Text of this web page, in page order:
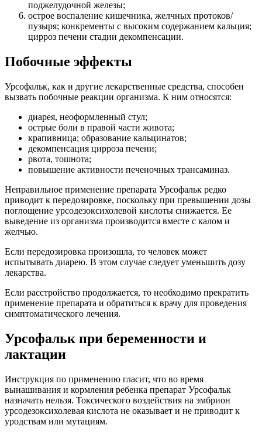
поджелудочной железы;
острое воспаление кишечника, желчных протоков/
пузыря; конкременты с высоким содержанием кальция;
цирроз печени стадии декомпенсации.
Побочные эффекты
Урсофальк, как и другие лекарственные средства, способен
вызвать побочные реакции организма. К ним относятся:
диарея, неоформленный стул;
острые боли в правой части живота;
крапивница; образование кальцинатов;
декомпенсация цирроза печени;
рвота, тошнота;
повышение активности печеночных трансаминаз.
Неправильное применение препарата Урсофальк редко
приводит к передозировке, поскольку при превышении дозы
поглощение урсодезоксихолевой кислоты снижается. Ее
выведение из организма производится вместе с калом и
желчью.
Если передозировка произошла, то человек может
испытывать диарею. В этом случае следует уменьшить дозу
лекарства.
Если расстройство продолжается, то необходимо прекратить
применение препарата и обратиться к врачу для проведения
симптоматического лечения.
Урсофальк при беременности и
лактации
Инструкция по применению гласит, что во время
вынашивания и кормления ребенка препарат Урсофальк
назначать нельзя. Токсического воздействия на эмбрион
урсодезоксихолевая кислота не оказывает и не приводит к
уродствам или мутациям.